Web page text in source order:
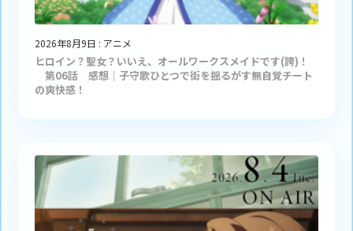
2026年8月9日 : アニメ
ヒロイン？聖女？いいえ、オールワークスメイドです(誇)！
第06話 感想｜子守歌ひとつで街を揺るがす無自覚チート
の爽快感！